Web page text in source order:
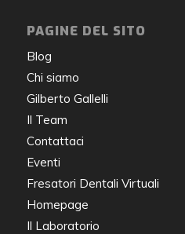
PAGINE DEL SITO
Blog
Chi siamo
Gilberto Gallelli
Il Team
Contattaci
Eventi
Fresatori Dentali Virtuali
Homepage
Il Laboratorio